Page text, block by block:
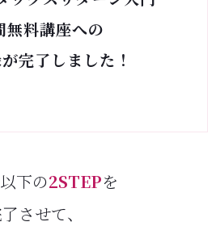
無料講座への
完了しました！
下の2STEPを
させて、